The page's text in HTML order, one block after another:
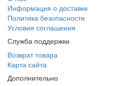
Информация о доставке
Политика безопасности
Условия соглашения
Служба поддержки
Возврат товара
Карта сайта
Дополнительно